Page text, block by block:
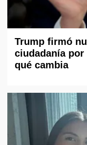
Trump firmó
ciudadanía por
qué cambia